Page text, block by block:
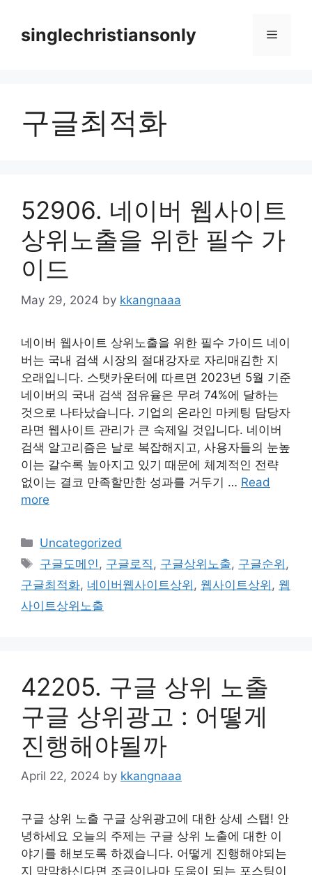
contentsinglechristiansonly Menu
구글최적화
52906. 네이버 웹사이트
상위노출을 위한 필수 가
이드
May 29, 2024 by kkangnaaa
네이버 웹사이트 상위노출을 위한 필수 가이드 네이
버는 국내 검색 시장의 절대강자로 자리매김한 지
오래입니다. 스탯카운터에 따르면 2023년 5월 기준
네이버의 국내 검색 점유율은 무려 74%에 달하는
것으로 나타났습니다. 기업의 온라인 마케팅 담당자
라면 웹사이트 관리가 큰 숙제일 것입니다. 네이버
검색 알고리즘은 날로 복잡해지고, 사용자들의 눈높
이는 갈수록 높아지고 있기 때문에 체계적인 전략
없이는 결코 만족할만한 성과를 거두기 … Read
more
Categories
Uncategorized
Tags
구글도메인 , 구글로직 , 구글상위노출, 구글순위 ,
구글최적화, 네이버웹사이트상위 , 웹사이트상위 , 웹
사이트상위노출
42205. 구글 상위 노출
구글 상위광고 : 어떻게
진행해야될까
April 22, 2024 by kkangnaaa
구글 상위 노출 구글 상위광고에 대한 상세 스탭! 안
녕하세요 오늘의 주제는 구글 상위 노출에 대한 이
야기를 해보도록 하겠습니다. 어떻게 진행해야되는
지 막막하신다면 조금이나마 도움이 되는 포스팅이